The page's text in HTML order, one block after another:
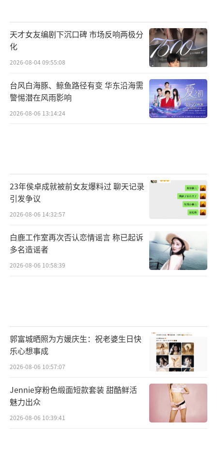
天才女友编剧下沉口碑 市场反响两极分
化
2026-08-04 09:55:08
台风白海豚、鲸鱼路径有变 华东沿海需
警惕潜在风雨影响
2026-08-06 13:14:24
23年侯卓成就被前女友爆料过 聊天记录
引发争议
2026-08-06 14:32:57
白鹿工作室再次否认恋情谣言 称已起诉
多名造谣者
2026-08-06 10:58:39
郭富城晒照为方媛庆生：祝老婆生日快
乐心想事成
2026-08-06 10:57:07
Jennie穿粉色缎面短款套装 甜酷鲜活
魅力出众
2026-08-06 10:39:41